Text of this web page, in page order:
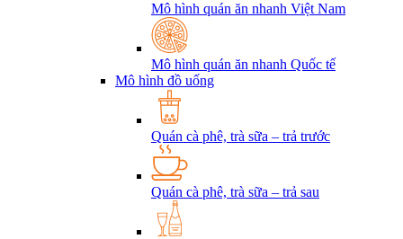
Mô hình quán ăn nhanh Việt Nam
Mô hình quán ăn nhanh Quốc tế
Mô hình đồ uống
Quán cà phê, trà sữa – trả trước
Quán cà phê, trà sữa – trả sau